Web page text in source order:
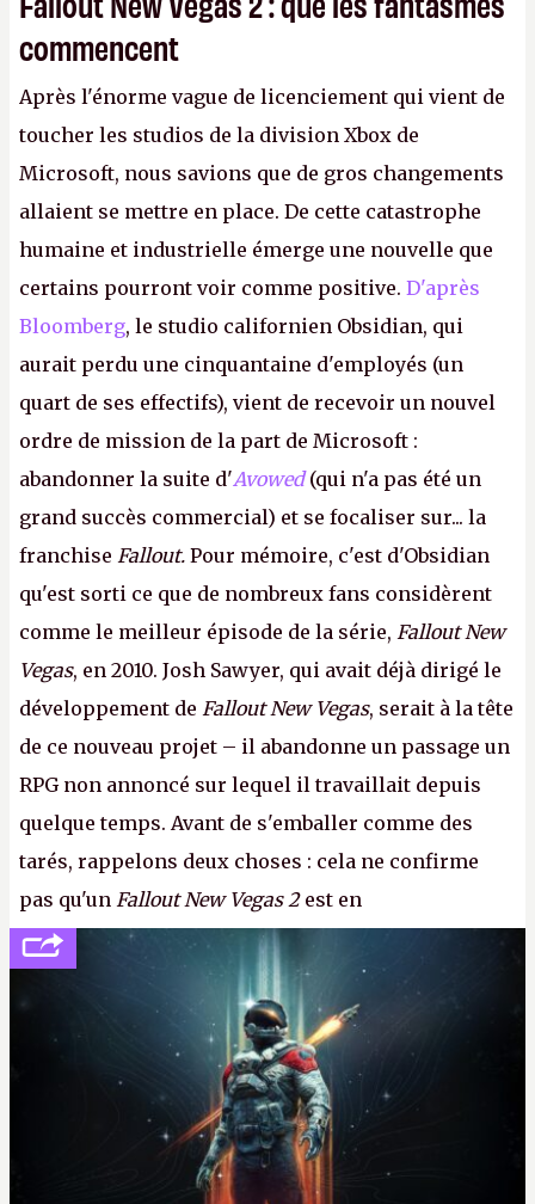
commencent
Après l'énorme vague de licenciement qui vient de
toucher les studios de la division Xbox de
Microsoft, nous savions que de gros changements
allaient se mettre en place. De cette catastrophe
humaine et industrielle émerge une nouvelle que
certains pourront voir comme positive. D'après
Bloomberg, le studio californien Obsidian, qui
aurait perdu une cinquantaine d'employés (un
quart de ses effectifs), vient de recevoir un nouvel
ordre de mission de la part de Microsoft :
abandonner la suite d'Avowed(qui n'a pas été un
grand succès commercial) et se focaliser sur... la
franchise Fallout. Pour mémoire, c'est d'Obsidian
qu'est sorti ce que de nombreux fans considèrent
comme le meilleur épisode de la série, Fallout New
Vegas, en 2010. Josh Sawyer, qui avait déjà dirigé le
développement de Fallout New Vegas, serait à la tête
de ce nouveau projet – il abandonne un passage un
RPG non annoncé sur lequel il travaillait depuis
quelque temps. Avant de s'emballer comme des
tarés, rappelons deux choses : cela ne confirme
pas qu'un Fallout New Vegas 2est en
développement (pour ce que l'on sait, ils bossent
peut-être sur
Fallout Football ou
Fallout vs. Les
Lapins Crétins) et l'Obsidian d'aujourd'hui n'est plus
le même studio qu'il y a 15 ans. Mais bon, OK, on
peut commencer à fantasmer.A.